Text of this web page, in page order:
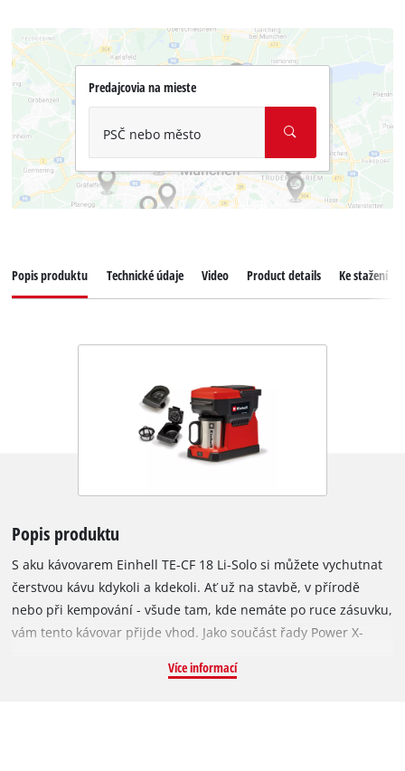
Predajcovia na mieste
PSČ nebo město
Popis produktu Technické údaje Video Product details Ke stažení
Popis produktu
S aku kávovarem Einhell TE-CF 18 Li-Solo si můžete vychutnat
čerstvou kávu kdykoli a kdekoli. Ať už na stavbě, v přírodě
nebo při kempování - všude tam, kde nemáte po ruce zásuvku,
vám tento kávovar přijde vhod. Jako součást řady Power X-
nabíječkou z tohoto systému. Systém vyměnitelných baterií
Více informací